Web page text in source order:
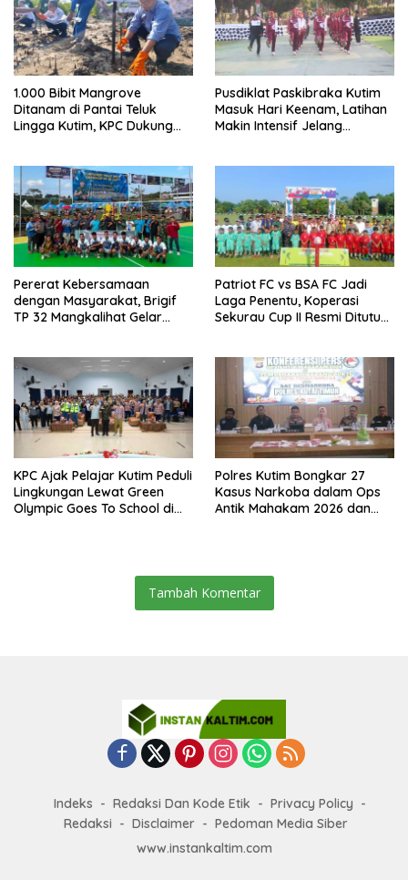
1.000 Bibit Mangrove
Ditanam di Pantai Teluk
Lingga Kutim, KPC Dukung
Pusdiklat Paskibraka Kutim
Masuk Hari Keenam, Latihan
Makin Intensif Jelang
Pererat Kebersamaan
dengan Masyarakat, Brigif
TP 32 Mangkalihat Gelar
Patriot FC vs BSA FC Jadi
Laga Penentu, Koperasi
Sekurau Cup II Resmi Ditutup
KPC Ajak Pelajar Kutim Peduli
Lingkungan Lewat Green
Olympic Goes To School di
Polres Kutim Bongkar 27
Kasus Narkoba dalam Ops
Antik Mahakam 2026 dan
Tambah Komentar
Indeks Redaksi Dan Kode Etik
Privacy Policy
Redaksi
Disclaimer
Pedoman Media Siber
www.instankaltim.com